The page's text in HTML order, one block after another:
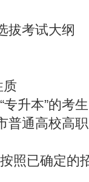
拔考试大纲
质
升本”的考
普通高校高
照已确定的